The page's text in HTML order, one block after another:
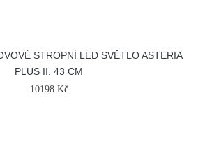
STROPNÍ LED SVĚTLO ASTERIA
PLUS II. 43 CM
10198 Kč